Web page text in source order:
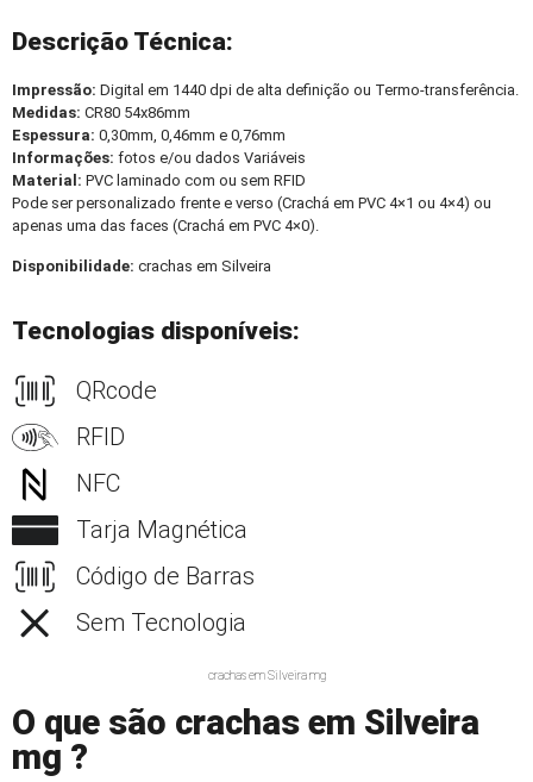
Descrição Técnica:
Impressão: Digital em 1440 dpi de alta definição ou Termo-transferência.
Medidas: CR80 54x86mm
Espessura: 0,30mm, 0,46mm e 0,76mm
Informações: fotos e/ou dados Variáveis
Material: PVC laminado com ou sem RFID
Pode ser personalizado frente e verso (Crachá em PVC 4×1 ou 4×4) ou
apenas uma das faces (Crachá em PVC 4×0).
Disponibilidade: crachas em Silveira
Tecnologias disponíveis:
QRcode
RFID
NFC
Tarja Magnética
Código de Barras
Sem Tecnologia
crachas em Silveira mg
O que são crachas em Silveira
mg ?